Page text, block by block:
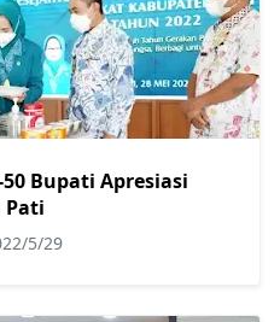
Bupati Apresiasi
Pati
5/29